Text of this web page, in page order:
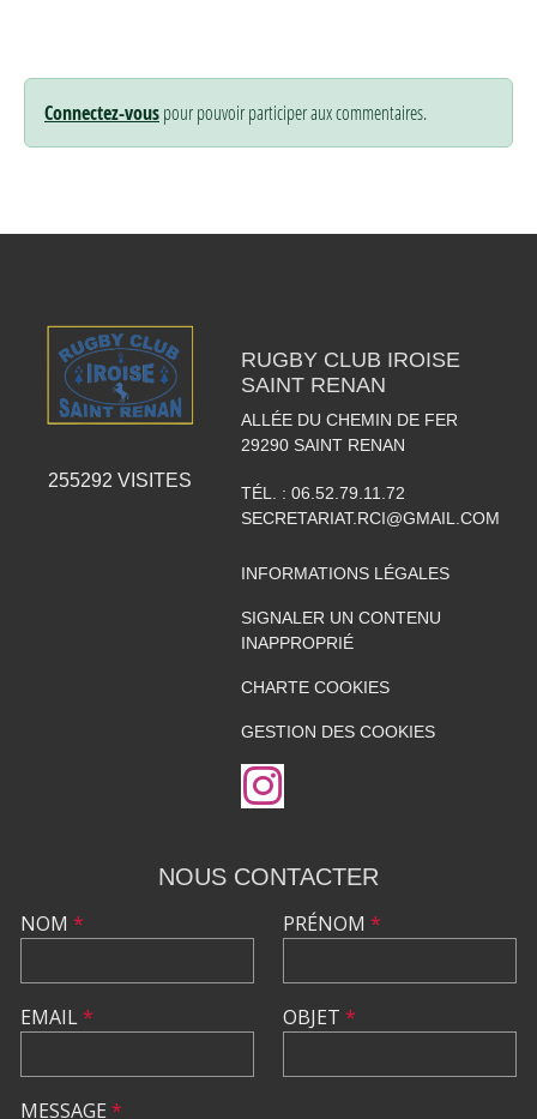
Connectez-vouspour pouvoir participer aux commentaires.
255292 VISITES
RUGBY CLUB IROISE
SAINT RENAN
ALLÉE DU CHEMIN DE FER
29290 SAINT RENAN
TÉL. : 06.52.79.11.72
SECRETARIAT.RCI@GMAIL.COM
INFORMATIONS LÉGALES
SIGNALER UN CONTENU
INAPPROPRIÉ
CHARTE COOKIES
GESTION DES COOKIES
NOUS CONTACTER
NOM *
EMAIL*
PRÉNOM *
OBJET *
MESSAGE *